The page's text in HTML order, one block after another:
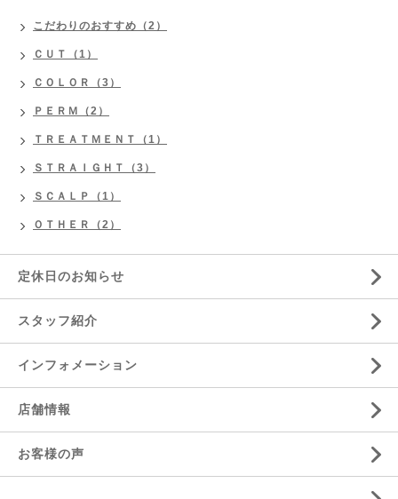
こだわりのおすすめ（2）
ＣＵＴ（1）
ＣＯＬＯＲ（3）
ＰＥＲＭ（2）
ＴＲＥＡＴＭＥＮＴ（1）
ＳＴＲＡＩＧＨＴ（3）
ＳＣＡＬＰ（1）
ＯＴＨＥＲ（2）
定休日のお知らせ
スタッフ紹介
インフォメーション
店舗情報
お客様の声